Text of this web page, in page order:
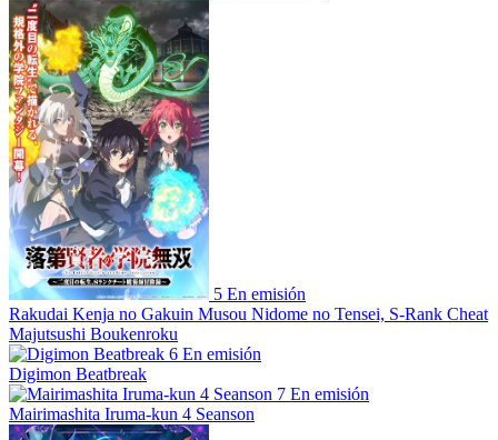
5 En emisión
Rakudai Kenja no Gakuin Musou Nidome no Tensei, S-Rank Cheat
Majutsushi Boukenroku
6 En emisión
Digimon Beatbreak
7 En emisión
Mairimashita Iruma-kun 4 Seanson